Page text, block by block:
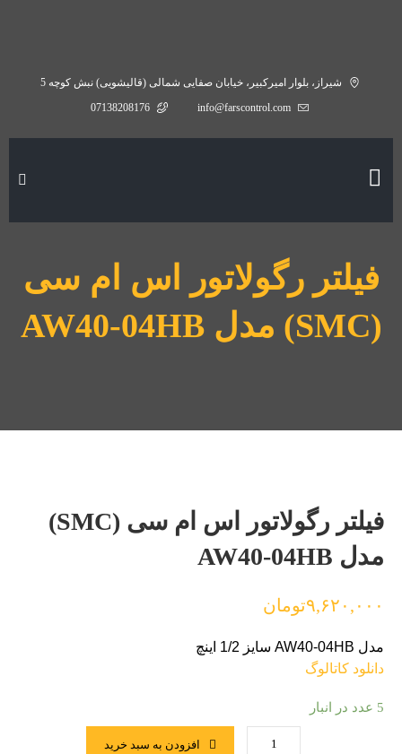
شیراز، بلوار امیرکبیر، خیابان صفایی شمالی (قالیشویی) نبش کوچه 5
info@farscontrol.com
07138208176
فیلتر رگولاتور اس ام سی
(SMC) مدل AW40-04HB
فیلتر رگولاتور اس ام سی (SMC)
مدل AW40-04HB
۹,۶۲۰,۰۰۰تومان
مدل AW40-04HB سایز 1/2 اینچ
دانلود کاتالوگ
5 عدد در انبار
افزودن به سبد خرید